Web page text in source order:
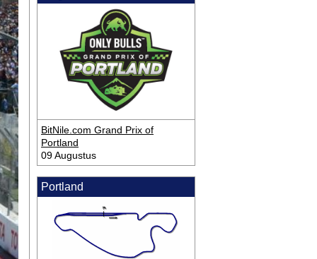
BitNile.com Grand Prix of
Portland
09 Augustus
Portland